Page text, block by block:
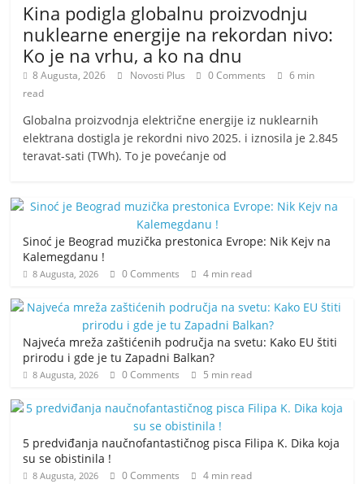
Kina podigla globalnu proizvodnju
nuklearne energije na rekordan nivo:
Ko je na vrhu, a ko na dnu
8 Augusta, 2026 Novosti Plus 0 Comments
6 min
read
Globalna proizvodnja električne energije iz nuklearnih
elektrana dostigla je rekordni nivo 2025. i iznosila je 2.845
teravat-sati (TWh). To je povećanje od
Sinoć je Beograd muzička prestonica Evrope: Nik Kejv na
Kalemegdanu !
8 Augusta, 2026 0 Comments 4 min read
Najveća mreža zaštićenih područja na svetu: Kako EU štiti
prirodu i gde je tu Zapadni Balkan?
8 Augusta, 2026 0 Comments 5 min read
5 predviđanja naučnofantastičnog pisca Filipa K. Dika koja
su se obistinila !
8 Augusta, 2026 0 Comments 4 min read